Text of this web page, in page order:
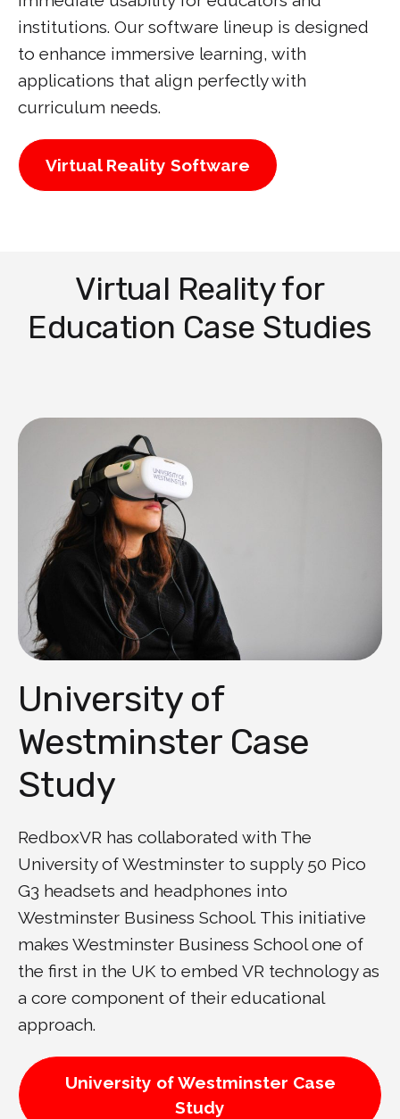
institutions. Our software lineup is designed
to enhance immersive learning, with
applications that align perfectly with
curriculum needs.
Virtual Reality Software
Virtual Reality for
Education Case Studies
University of
Westminster Case
Study
RedboxVR has collaborated with The
University of Westminster to supply 50 Pico
G3 headsets and headphones into
Westminster Business School. This initiative
makes Westminster Business School one of
the first in the UK to embed VR technology as
a core component of their educational
approach.
University of Westminster Case
Study